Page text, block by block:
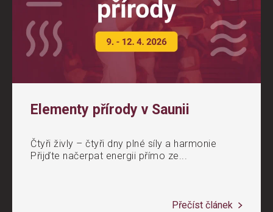
Elementy přírody v Saunii
Čtyři živly – čtyři dny plné síly a harmonie
Přijďte načerpat energii přímo ze...
Přečíst článek